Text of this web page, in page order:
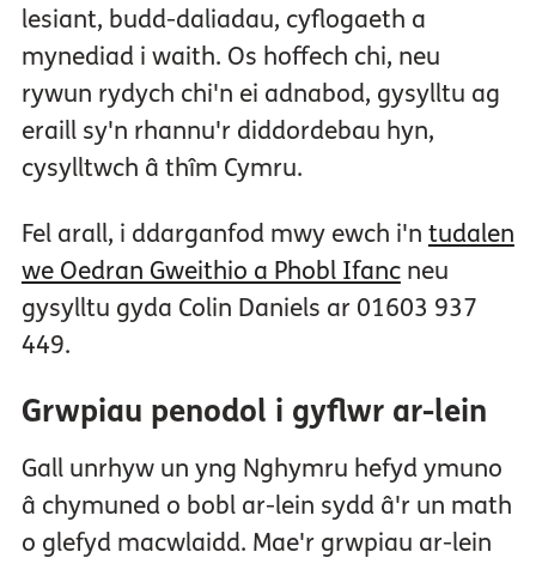
lesiant, budd-daliadau, cyflogaeth a
mynediad i waith. Os hoffech chi, neu
rywun rydych chi'n ei adnabod, gysylltu ag
eraill sy'n rhannu'r diddordebau hyn,
cysylltwch â thîm Cymru.
Fel arall, i ddarganfod mwy ewch i'n tudalen
we Oedran Gweithio a Phobl Ifancneu
gysylltu gyda Colin Daniels ar 01603 937
449.
Grwpiau penodol i gyflwr ar-lein
Gall unrhyw un yng Nghymru hefyd ymuno
â chymuned o bobl ar-lein sydd â'r un math
o glefyd macwlaidd. Mae'r grwpiau ar-lein